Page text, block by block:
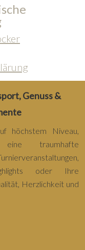
Genuss &
höchstem Niveau,
traumhafte
oder Ihre
Herzlichkeit und